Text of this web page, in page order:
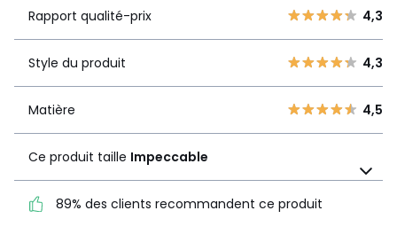
1
3
4,3
produit
4,3
Matière
4,5
Ce produit taille
Impeccable
Rapport qualité-prix 4,3
Style du produit 4,3
Matière 4,5
Ce produit taille Impeccable
89% des clients recommandent ce produit